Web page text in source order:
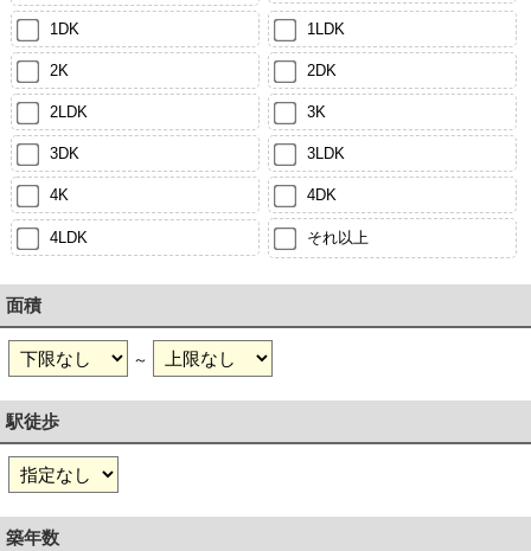
1DK 1LDK
2K 2DK
2LDK 3K
3DK 3LDK
4K 4DK
4LDK それ以上
面積
～
駅徒歩
築年数